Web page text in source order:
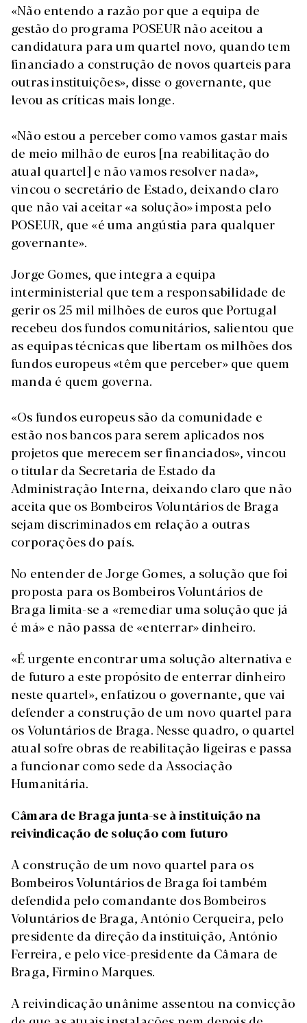
«Não entendo a razão por que a equipa de
gestão do programa POSEUR não aceitou a
candidatura para um quartel novo, quando tem
financiado a construção de novos quarteis para
outras instituições», disse o governante, que
levou as críticas mais longe.
«Não estou a perceber como vamos gastar mais
de meio milhão de euros [na reabilitação do
atual quartel] e não vamos resolver nada»,
vincou o secretário de Estado, deixando claro
que não vai aceitar «a solução» imposta pelo
POSEUR, que «é uma angústia para qualquer
governante».
Jorge Gomes, que integra a equipa
interministerial que tem a responsabilidade de
gerir os 25 mil milhões de euros que Portugal
recebeu dos fundos comunitários, salientou que
as equipas técnicas que libertam os milhões dos
fundos europeus «têm que perceber» que quem
manda é quem governa.
«Os fundos europeus são da comunidade e
estão nos bancos para serem aplicados nos
projetos que merecem ser financiados», vincou
o titular da Secretaria de Estado da
Administração Interna, deixando claro que não
aceita que os Bombeiros Voluntários de Braga
sejam discriminados em relação a outras
corporações do país.
No entender de Jorge Gomes, a solução que foi
proposta para os Bombeiros Voluntários de
Braga limita-se a «remediar uma solução que já
é má» e não passa de «enterrar» dinheiro.
«É urgente encontrar uma solução alternativa e
de futuro a este propósito de enterrar dinheiro
neste quartel», enfatizou o governante, que vai
defender a construção de um novo quartel para
os Voluntários de Braga. Nesse quadro, o quartel
atual sofre obras de reabilitação ligeiras e passa
a funcionar como sede da Associação
Humanitária.
Câmara de Braga junta-se à instituição na
reivindicação de solução com futuro
A construção de um novo quartel para os
Bombeiros Voluntários de Braga foi também
defendida pelo comandante dos Bombeiros
Voluntários de Braga, António Cerqueira, pelo
presidente da direção da instituição, António
Ferreira, e pelo vice-presidente da Câmara de
Braga, Firmino Marques.
A reivindicação unânime assentou na convicção